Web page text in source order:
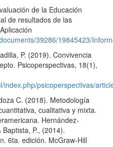
de la Educación
de resultados de las
39286/19845423/
P. (2019). Convivencia
Psicoperspectivas, 18(1),
index.php/psicoperspectivas/
C. (2018). Metodología
cualitativa y mixta.
Hernández-
P., (2014).
6ta. edición. McGraw-Hill